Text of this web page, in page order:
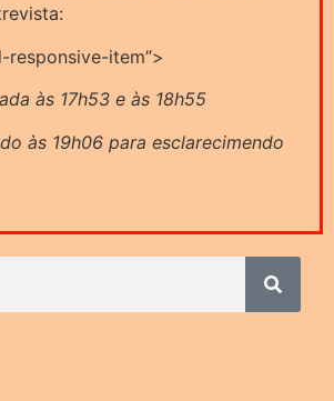
responsive-item”>
às 17h53 e às 18h55
às 19h06 para esclarecimendo